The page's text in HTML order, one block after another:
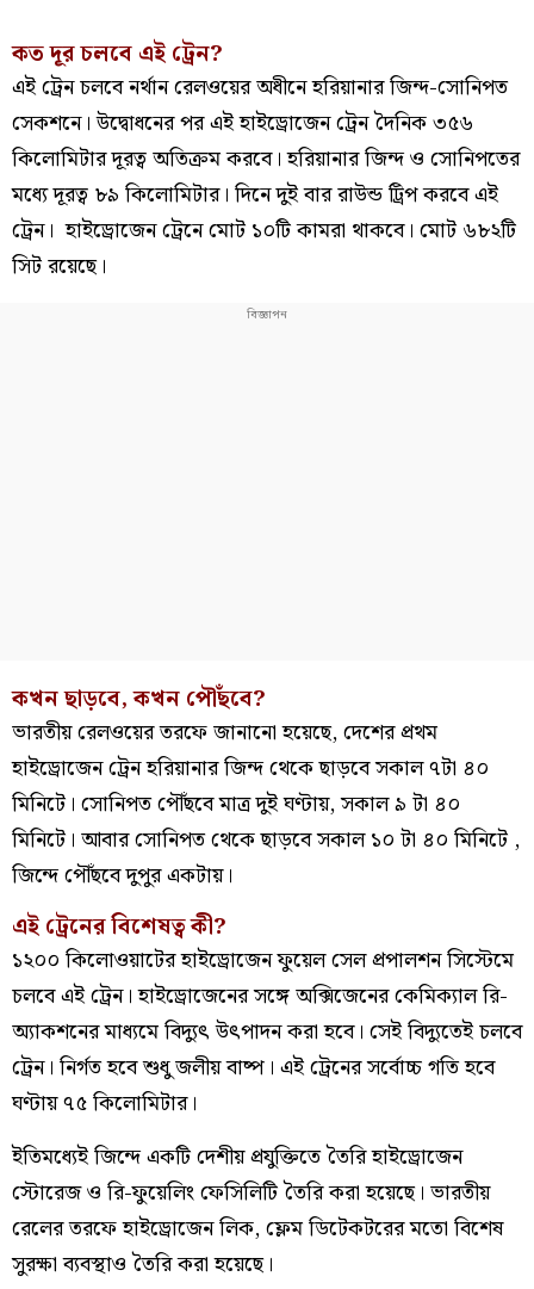
কত দূর চলবে এই ট্রেন?
এই ট্রেন চলবে নর্থান রেলওয়ের অধীনে হরিয়ানার জিন্দ-সোনিপত
সেকশনে। উদ্বোধনের পর এই হাইড্রোজেন ট্রেন দৈনিক ৩৫৬
কিলোমিটার দূরত্ব অতিক্রম করবে। হরিয়ানার জিন্দ ও সোনিপতের
মধ্যে দূরত্ব ৮৯ কিলোমিটার। দিনে দুই বার রাউন্ড ট্রিপ করবে এই
ট্রেন। হাইড্রোজেন ট্রেনে মোট ১০টি কামরা থাকবে। মোট ৬৮২টি
সিট রয়েছে।
কখন ছাড়বে, কখন পৌঁছবে?
ভারতীয় রেলওয়ের তরফে জানানো হয়েছে, দেশের প্রথম
হাইড্রোজেন ট্রেন হরিয়ানার জিন্দ থেকে ছাড়বে সকাল ৭টা ৪০
মিনিটে। সোনিপত পৌঁছবে মাত্র দুই ঘণ্টায়, সকাল ৯ টা ৪০
মিনিটে। আবার সোনিপত থেকে ছাড়বে সকাল ১০ টা ৪০ মিনিটে ,
জিন্দে পৌঁছবে দুপুর একটায়।
এই ট্রেনের বিশেষত্ব কী?
১২০০ কিলোওয়াটের হাইড্রোজেন ফুয়েল সেল প্রপালশন সিস্টেমে
চলবে এই ট্রেন। হাইড্রোজেনের সঙ্গে অক্সিজেনের কেমিক্যাল রি-
অ্যাকশনের মাধ্যমে বিদ্যুৎ উৎপাদন করা হবে। সেই বিদ্যুতেই চলবে
ট্রেন। নির্গত হবে শুধু জলীয় বাষ্প। এই ট্রেনের সর্বোচ্চ গতি হবে
ঘণ্টায় ৭৫ কিলোমিটার।
ইতিমধ্যেই জিন্দে একটি দেশীয় প্রযুক্তিতে তৈরি হাইড্রোজেন
স্টোরেজ ও রি-ফুয়েলিং ফেসিলিটি তৈরি করা হয়েছে। ভারতীয়
রেলের তরফে হাইড্রোজেন লিক, ফ্লেম ডিটেকটরের মতো বিশেষ
সুরক্ষা ব্যবস্থাও তৈরি করা হয়েছে।